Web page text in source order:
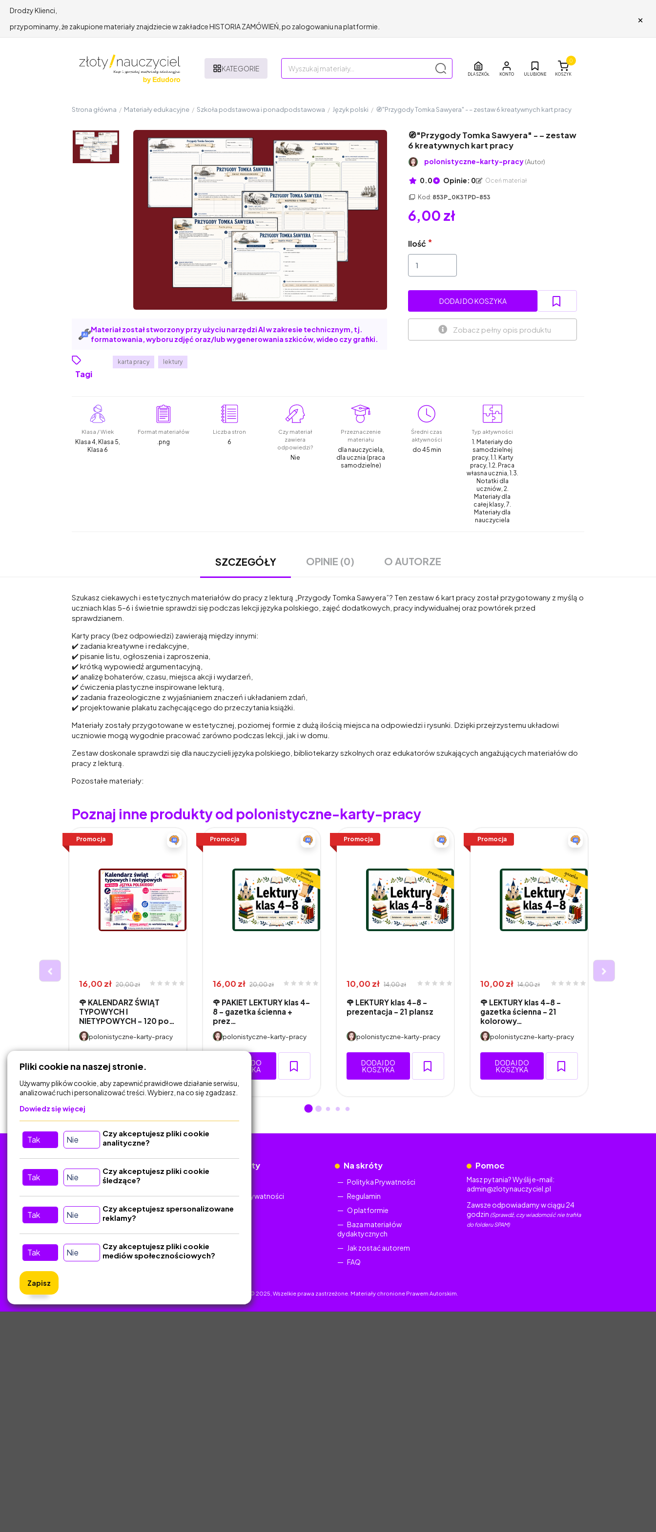
Drodzy Klienci,
przypominamy, że zakupione materiały znajdziecie w zakładce HISTORIA ZAMÓWIEŃ, po zalogowaniu na platformie.
×
KATEGORIE
DLA SZKÓŁ ULUBIONE KOSZYK
0
Strona główna / Materiały edukacyjne / Szkoła podstawowa i ponadpodstawowa / Język polski / 🧭"Przygody Tomka Sawyera" - – zestaw 6 kreatywnych kart pracy
Materiał został stworzony przy użyciu narzędzi AI w zakresie technicznym, tj.
formatowania, wyboru zdjęć oraz/lub wygenerowania szkiców, wideo czy grafiki.
Tagi
karta pracy lektury
🧭"Przygody Tomka Sawyera" - – zestaw
6 kreatywnych kart pracy
polonistyczne-karty-pracy(Autor)
0.0 Opinie: 0 Oceń materiał
Kod: 853P_0K3TPD-853
6,00 zł
Ilość
DODAJ DO KOSZYKA
Zobacz pełny opis produktu
Klasa / Wiek
Klasa 4, Klasa 5,
Klasa 6
Format materiałów
.png
Liczba stron
6
Czy materiał
zawiera
odpowiedzi?
Nie
Przeznaczenie
materiału
dla nauczyciela,
dla ucznia (praca
samodzielne)
Średni czas
aktywności
do 45 min
Typ aktywności
1. Materiały do
samodzielnej
pracy, 1.1. Karty
pracy, 1.2. Praca
własna ucznia, 1.3.
Notatki dla
uczniów, 2.
Materiały dla
całej klasy, 7.
Materiały dla
nauczyciela
SZCZEGÓŁY OPINIE (0) O AUTORZE
Szukasz ciekawych i estetycznych materiałów do pracy z lekturą „Przygody Tomka Sawyera”? Ten zestaw 6 kart pracy został przygotowany z myślą o
uczniach klas 5–6 i świetnie sprawdzi się podczas lekcji języka polskiego, zajęć dodatkowych, pracy indywidualnej oraz powtórek przed
sprawdzianem.
Karty pracy (bez odpowiedzi) zawierają między innymi:
✔️ zadania kreatywne i redakcyjne,
✔️ pisanie listu, ogłoszenia i zaproszenia,
✔️ krótką wypowiedź argumentacyjną,
✔️ analizę bohaterów, czasu, miejsca akcji i wydarzeń,
✔️ ćwiczenia plastyczne inspirowane lekturą,
✔️ zadania frazeologiczne z wyjaśnianiem znaczeń i układaniem zdań,
✔️ projektowanie plakatu zachęcającego do przeczytania książki.
Materiały zostały przygotowane w estetycznej, poziomej formie z dużą ilością miejsca na odpowiedzi i rysunki. Dzięki przejrzystemu układowi
uczniowie mogą wygodnie pracować zarówno podczas lekcji, jak i w domu.
Zestaw doskonale sprawdzi się dla nauczycieli języka polskiego, bibliotekarzy szkolnych oraz edukatorów szukających angażujących materiałów do
pracy z lekturą.
Pozostałe materiały:
Poznaj inne produkty od polonistyczne-karty-pracy
Promocja
16,00 zł 20,00 zł
🌹 KALENDARZ ŚWIĄT
TYPOWYCH I
NIETYPOWYCH – 120 po…
polonistyczne-karty-pracy
DODAJ DO
KOSZYKA
Promocja
16,00 zł 20,00 zł
🌹 PAKIET LEKTURY klas 4–
8 – gazetka ścienna +
prez…
polonistyczne-karty-pracy
DODAJ DO
KOSZYKA
Promocja
10,00 zł 14,00 zł
🌹 LEKTURY klas 4–8 -
prezentacja - 21 plansz
polonistyczne-karty-pracy
DODAJ DO
KOSZYKA
Promocja
10,00 zł 14,00 zł
🌹 LEKTURY klas 4–8 –
gazetka ścienna - 21
kolorowy…
polonistyczne-karty-pracy
DODAJ DO
KOSZYKA
Kontakt
Dokumenty
Polityka Prywatności
Na skróty
Polityka Prywatności
Regulamin
O platformie
Baza materiałów
dydaktycznych
Jak zostać autorem
FAQ
Pomoc
Masz pytania? Wyślij e-mail:
admin@zlotynauczyciel.pl
Zawsze odpowiadamy w ciągu 24
godzin (Sprawdź, czy wiadomość nie trafiła
do folderu SPAM)
ZlotyNauczyciel.pl © 2025, Wszelkie prawa zastrzeżone. Materiały chronione Prawem Autorskim.
Pliki cookie na naszej stronie.
Używamy plików cookie, aby zapewnić prawidłowe działanie serwisu,
analizować ruch i personalizować treści. Wybierz, na co się zgadzasz.
Dowiedz się więcej
Tak Nie
Czy akceptujesz pliki cookie
analityczne?
Tak Nie
Czy akceptujesz pliki cookie
śledzące?
Tak Nie
Czy akceptujesz spersonalizowane
reklamy?
Tak Nie
Czy akceptujesz pliki cookie
mediów społecznościowych?
Zapisz